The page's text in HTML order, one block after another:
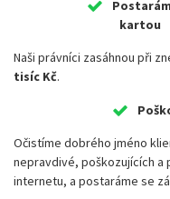
kartou
Naši právníci zasáhnou při
tisíc Kč.
Očistíme dobrého jméno
nepravdivé, poškozujících a
internetu, a postaráme se